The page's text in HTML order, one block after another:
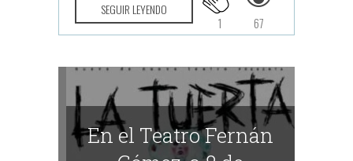
SEGUIR LEYENDO
67
1
En el Teatro Fernán